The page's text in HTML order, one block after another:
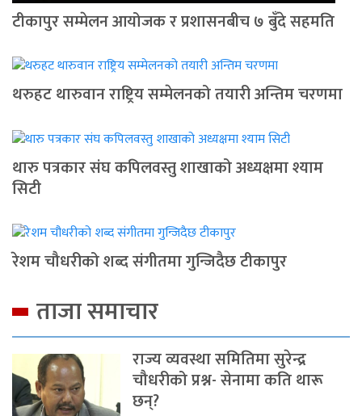
टीकापुर सम्मेलन आयोजक र प्रशासनबीच ७ बुँदे सहमति
थरुहट थारुवान राष्ट्रिय सम्मेलनको तयारी अन्तिम चरणमा
थारु पत्रकार संघ कपिलवस्तु शाखाको अध्यक्षमा श्याम
सिटी
रेशम चौधरीको शब्द संगीतमा गुन्जिदैछ टीकापुर
ताजा समाचार
राज्य व्यवस्था समितिमा सुरेन्द्र
चौधरीको प्रश्न- सेनामा कति थारू
छन्?